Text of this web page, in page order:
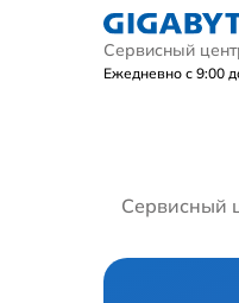
Сервисный
Ежедневно с 9:00
Сервисный